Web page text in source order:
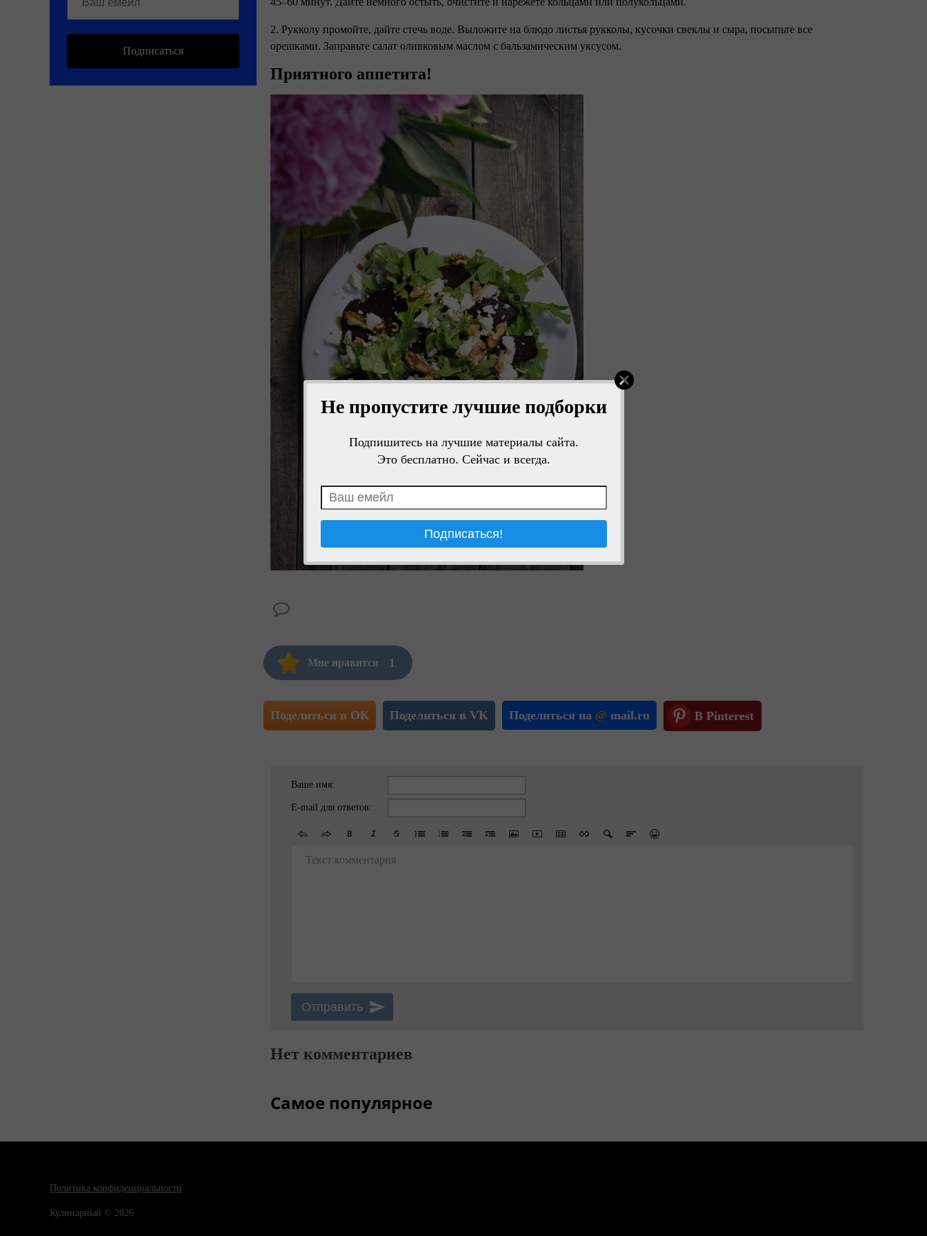
Не пропустите лучшие подборки
Подпишитесь на лучшие материалы сайта.
Это бесплатно. Сейчас и всегда.
Подписаться
2. Рукколу промойте, дайте стечь воде. Выложите на блюдо листья рукколы, кусочки свеклы и сыра, посыпьте все
орешками. Заправьте салат оливковым маслом с бальзамическим уксусом.
Приятного аппетита!
Мне нравится 1
Поделиться в ОК Поделиться в VK Поделиться на @ mail.ru В Pinterest
Ваше имя:
E-mail для ответов:
Текст комментария
Нет комментариев
Самое популярное
Политика конфиденциальности
Кулинарный © 2026